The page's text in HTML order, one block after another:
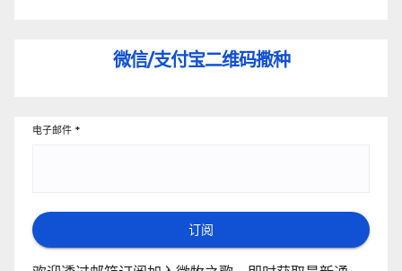
微信/支付宝二维码撒种
电子邮件 *
订阅